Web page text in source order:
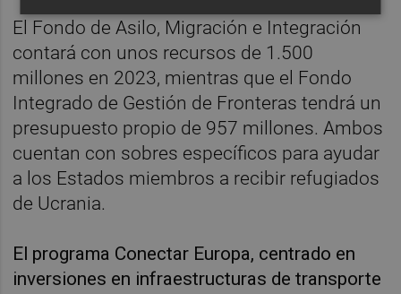
El Fondo de Asilo, Migración e Integración
contará con unos recursos de 1.500
millones en 2023, mientras que el Fondo
Integrado de Gestión de Fronteras tendrá un
presupuesto propio de 957 millones. Ambos
cuentan con sobres específicos para ayudar
a los Estados miembros a recibir refugiados
de Ucrania.
El programa Conectar Europa, centrado en
inversiones en infraestructuras de transporte